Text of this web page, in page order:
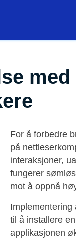
For å forbedre
på
interaksjoner,
fungerer
mot å oppnå
Implementering
til å installere
applikasjonen